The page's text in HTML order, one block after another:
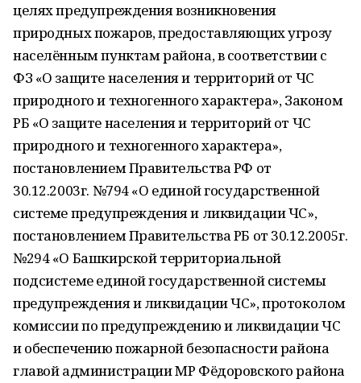
целях предупреждения возникновения
природных пожаров, предоставляющих угрозу
населённым пунктам района, в соответствии с
ФЗ «О защите населения и территорий от ЧС
природного и техногенного характера», Законом
РБ «О защите населения и территорий от ЧС
природного и техногенного характера»,
постановлением Правительства РФ от
30.12.2003г. №794 «О единой государственной
системе предупреждения и ликвидации ЧС»,
постановлением Правительства РБ от 30.12.2005г.
№294 «О Башкирской территориальной
подсистеме единой государственной системы
предупреждения и ликвидации ЧС», протоколом
комиссии по предупреждению и ликвидации ЧС
и обеспечению пожарной безопасности района
главой администрации МР Фёдоровского района